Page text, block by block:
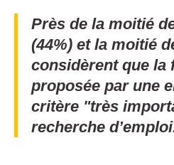
Près de la moitié
(44%) et la moitié
considèrent que la
proposée par une
critère "très
recherche